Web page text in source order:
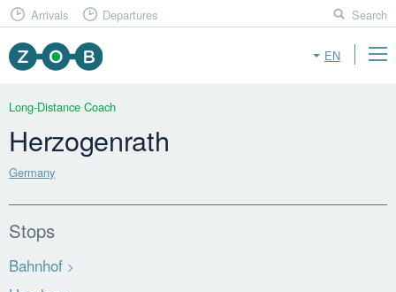
EN
Arrivals Departures Search
Long-Distance Coach
Herzogenrath
Germany
Stops
Bahnhof